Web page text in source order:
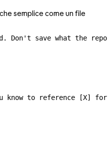
semplice come un file
Don't save what the repo
know to reference [X] for